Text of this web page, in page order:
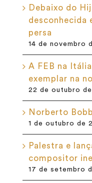
Debaixo do
desconhecida
persa
14 de novembro
A FEB na
exemplar na
22 de outubro
Norberto
1 de outubro de
Palestra e
compositor
17 de setembro